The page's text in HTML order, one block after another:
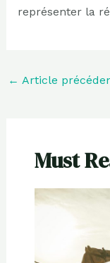
représenter la
← Article
Must